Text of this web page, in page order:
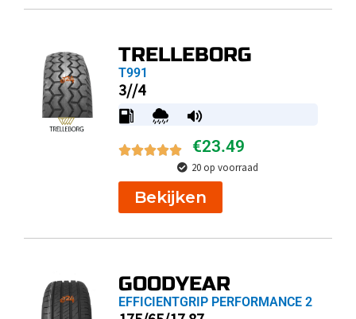
TRELLEBORG
T991
3//4
€23.49
20 op voorraad
Bekijken
GOODYEAR
EFFICIENTGRIP PERFORMANCE 2